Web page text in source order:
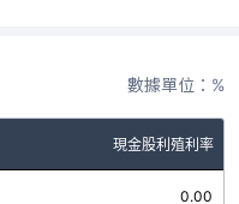
數據單位：%
現金股利殖利率
0.00